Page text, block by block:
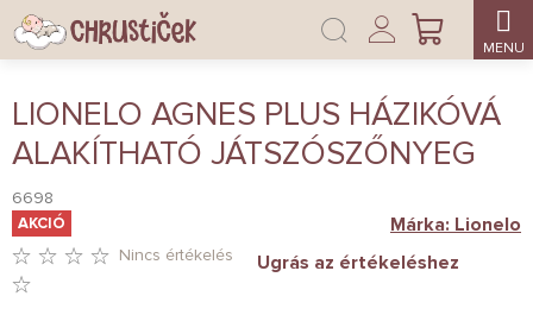
Ugrás
fő
KOSÁR
Bejelentkezés
LIONELO AGNES PLUS HÁZIKÓVÁ
ALAKÍTHATÓ JÁTSZÓSZŐNYEG
6698
AKCIÓ
Nincs értékelés Ugrás az értékeléshez
Márka: Lionelo